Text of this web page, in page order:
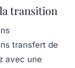
transition
transfert de
avec une